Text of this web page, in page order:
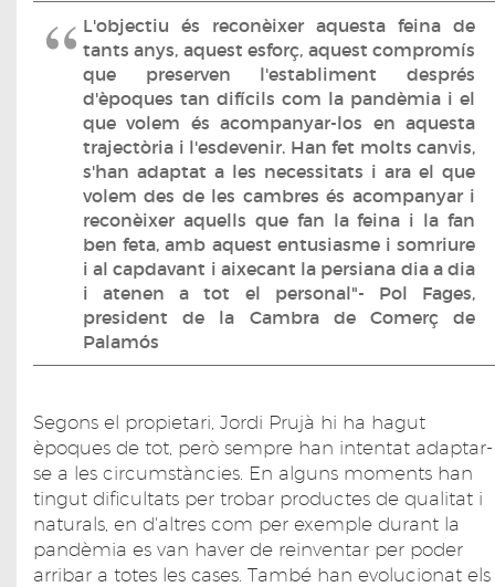
L'objectiu és reconèixer aquesta feina de
tants anys, aquest esforç, aquest compromís
que preserven l'establiment després
d'èpoques tan difícils com la pandèmia i el
que volem és acompanyar-los en aquesta
trajectòria i l'esdevenir. Han fet molts canvis,
s'han adaptat a les necessitats i ara el que
volem des de les cambres és acompanyar i
reconèixer aquells que fan la feina i la fan
ben feta, amb aquest entusiasme i somriure
i al capdavant i aixecant la persiana dia a dia
i atenen a tot el personal"- Pol Fages,
president de la Cambra de Comerç de
Palamós
Segons el propietari, Jordi Prujà hi ha hagut
èpoques de tot, però sempre han intentat adaptar-
se a les circumstàncies. En alguns moments han
tingut dificultats per trobar productes de qualitat i
naturals, en d'altres com per exemple durant la
pandèmia es van haver de reinventar per poder
arribar a totes les cases. També han evolucionat els